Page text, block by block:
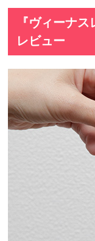
『ヴィーナ
レビュー